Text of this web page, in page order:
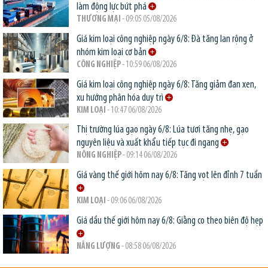
làm động lực bứt phá
THƯƠNG MẠI - 09:05 05/08/2026
Giá kim loại công nghiệp ngày 6/8: Đà tăng lan rộng ở
nhóm kim loại cơ bản
CÔNG NGHIỆP- 10:59 06/08/2026
Giá kim loại công nghiệp ngày 6/8: Tăng giảm đan xen,
xu hướng phân hóa duy trì
KIM LOẠI - 10:47 06/08/2026
Thị trường lúa gạo ngày 6/8: Lúa tươi tăng nhẹ, gạo
nguyên liệu và xuất khẩu tiếp tục đi ngang
NÔNG NGHIỆP- 09:14 06/08/2026
Giá vàng thế giới hôm nay 6/8: Tăng vọt lên đỉnh 7 tuần
KIM LOẠI - 09:06 06/08/2026
Giá dầu thế giới hôm nay 6/8: Giằng co theo biên độ hẹp
NĂNG LƯỢNG - 08:58 06/08/2026